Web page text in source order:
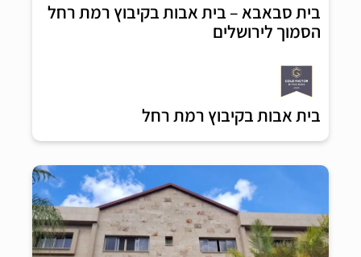
בית סבאבא – בית אבות בקיבוץ רמת רחל
הסמוך לירושלים
בית אבות בקיבוץ רמת רחל